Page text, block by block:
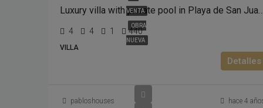
VENTA
OBRA
NUEVA
Luxury villa with private pool in Playa de San Juan !!!
4 4 1 440
VILLA
Detalles
pabloshouses hace 4